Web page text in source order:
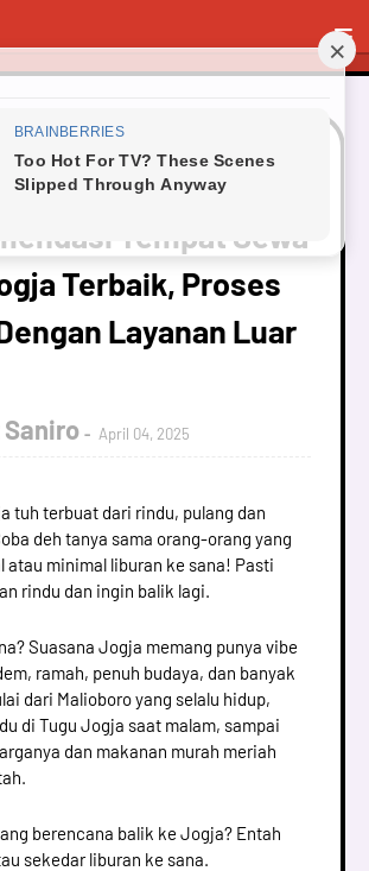
Traveling
5 Rekomendasi Tempat Sewa
Proses Mudah Dengan Layanan Luar Biasa
Tempat Sewa
Terbaik, Proses
Layanan Luar
April 04, 2025
tuh terbuat dari rindu, pulang dan
deh tanya sama orang-orang yang
atau minimal liburan ke sana! Pasti
rindu dan ingin balik lagi.
Suasana Jogja memang punya vibe
ramah, penuh budaya, dan banyak
dari Malioboro yang selalu hidup,
di Tugu Jogja saat malam, sampai
dan makanan murah meriah
berencana balik ke Jogja? Entah
sekedar liburan ke sana.